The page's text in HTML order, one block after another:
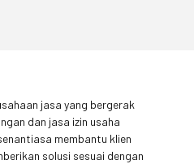
jasa yang bergerak
dan jasa izin usaha
membantu klien
solusi sesuai dengan